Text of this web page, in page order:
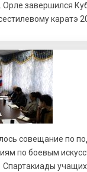
Орле завершился
каратэ
совещание по
по боевым
Спартакиады